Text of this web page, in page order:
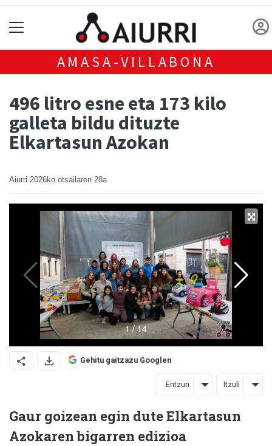
AMASA-VILLABONA
496 litro esne eta 173 kilo
galleta bildu dituzte
Elkartasun Azokan
Aiurri 2026ko otsailaren 28a
Gehitu gaitzazu Googlen
Entzun Itzuli
Gaur goizean egin dute Elkartasun
Azokaren bigarren edizioa